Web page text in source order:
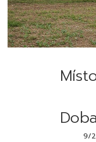
9/